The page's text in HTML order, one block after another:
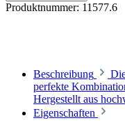
Produktnummer: 11577.6
Beschreibung
perfekte
Hergestellt aus
Eigenschaften